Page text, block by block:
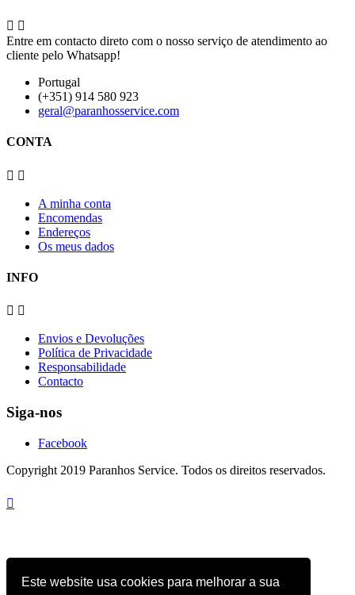
Este website usa cookies para melhorar a sua
 
Entre em contacto direto com o nosso serviço de atendimento ao
cliente pelo Whatsapp!
Portugal
(+351) 914 580 923
geral@paranhosservice.com
CONTA
 
A minha conta
Encomendas
Endereços
Os meus dados
INFO
 
Envios e Devoluções
Política de Privacidade
Responsabilidade
Contacto
Siga-nos
Facebook
Copyright 2019 Paranhos Service. Todos os direitos reservados.
